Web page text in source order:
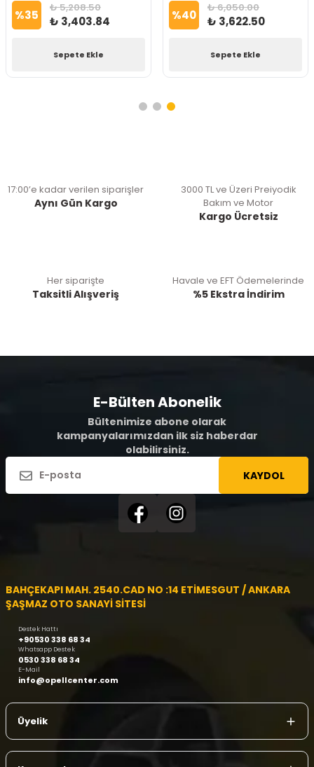
%35 ₺ 5,208.50
₺ 3,403.84
Sepete Ekle
%40 ₺ 6,050.00
₺ 3,622.50
Sepete Ekle
17:00’e kadar verilen siparişler
Aynı Gün Kargo
3000 TL ve Üzeri Preiyodik
Bakım ve Motor
Kargo Ücretsiz
Her siparişte
Taksitli Alışveriş
Havale ve EFT Ödemelerinde
%5 Ekstra İndirim
E-Bülten Abonelik
Bültenimize abone olarak
kampanyalarımızdan ilk siz haberdar
olabilirsiniz.
KAYDOL
BAHÇEKAPI MAH. 2540.CAD NO :14 ETİMESGUT / ANKARA
ŞAŞMAZ OTO SANAYİ SİTESİ
Destek Hattı
+90530 338 68 34
Whatsapp Destek
0530 338 68 34
E-Mail
info@opellcenter.com
Üyelik